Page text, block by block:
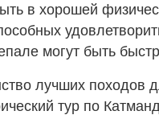
в хорошей
могут быть
лучших походов
тур по